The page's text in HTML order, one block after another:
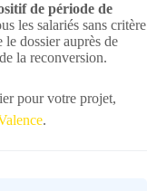
de période de
les salariés sans critère
dossier auprès de
la reconversion.
pour votre projet,
.